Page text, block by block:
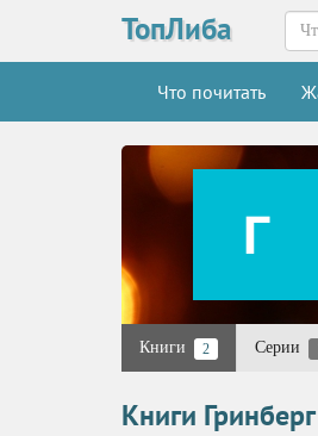
ТопЛиба
Что почитать
Книги 2 Серии
Книги